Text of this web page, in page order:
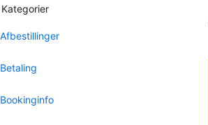
Kategorier
Afbestillinger
Betaling
Bookinginfo